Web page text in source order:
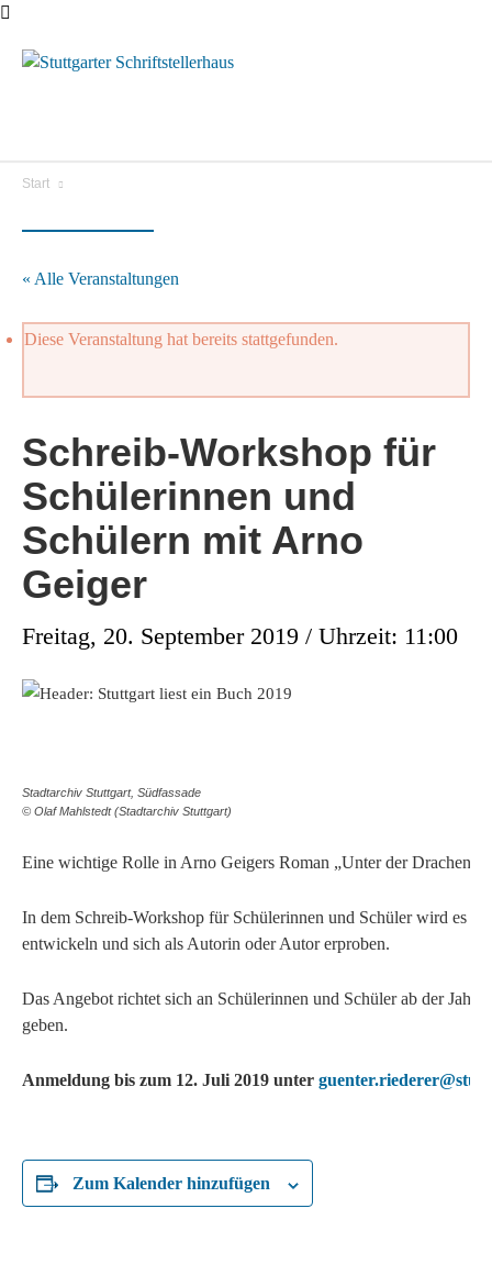
Start
« Alle Veranstaltungen
Diese Veranstaltung hat bereits stattgefunden.
Schreib-Workshop für
Schülerinnen und
Schülern mit Arno
Geiger
Freitag, 20. September 2019 / Uhrzeit: 11:00
Stadtarchiv Stuttgart, Südfassade
© Olaf Mahlstedt (Stadtarchiv Stuttgart)
Eine wichtige Rolle in Arno Geigers Roman „Unter der
In dem Schreib-Workshop für Schülerinnen und Schüler wird es
entwickeln und sich als Autorin oder Autor erproben.
Das Angebot richtet sich an Schülerinnen und Schüler ab der
geben.
Anmeldung bis zum 12. Juli 2019 unter
Zum Kalender hinzufügen